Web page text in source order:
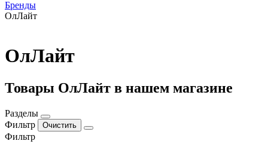
Бренды
ОлЛайт
ОлЛайт
Товары ОлЛайт в нашем магазине
Разделы
Фильтр
Фильтр